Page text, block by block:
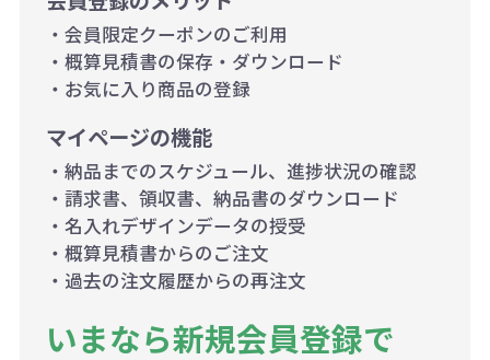
・会員限定クーポンのご利用
・概算見積書の保存・ダウンロード
・お気に入り商品の登録
マイページの機能
・納品までのスケジュール、進捗状況の確認
・請求書、領収書、納品書のダウンロード
・名入れデザインデータの授受
・概算見積書からのご注文
・過去の注文履歴からの再注文
いまなら新規会員登録で